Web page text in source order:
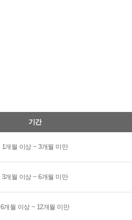
기간
1개월 이상 ~ 3개월 미만
3개월 이상 ~ 6개월 미만
6개월 이상 ~ 12개월 미만